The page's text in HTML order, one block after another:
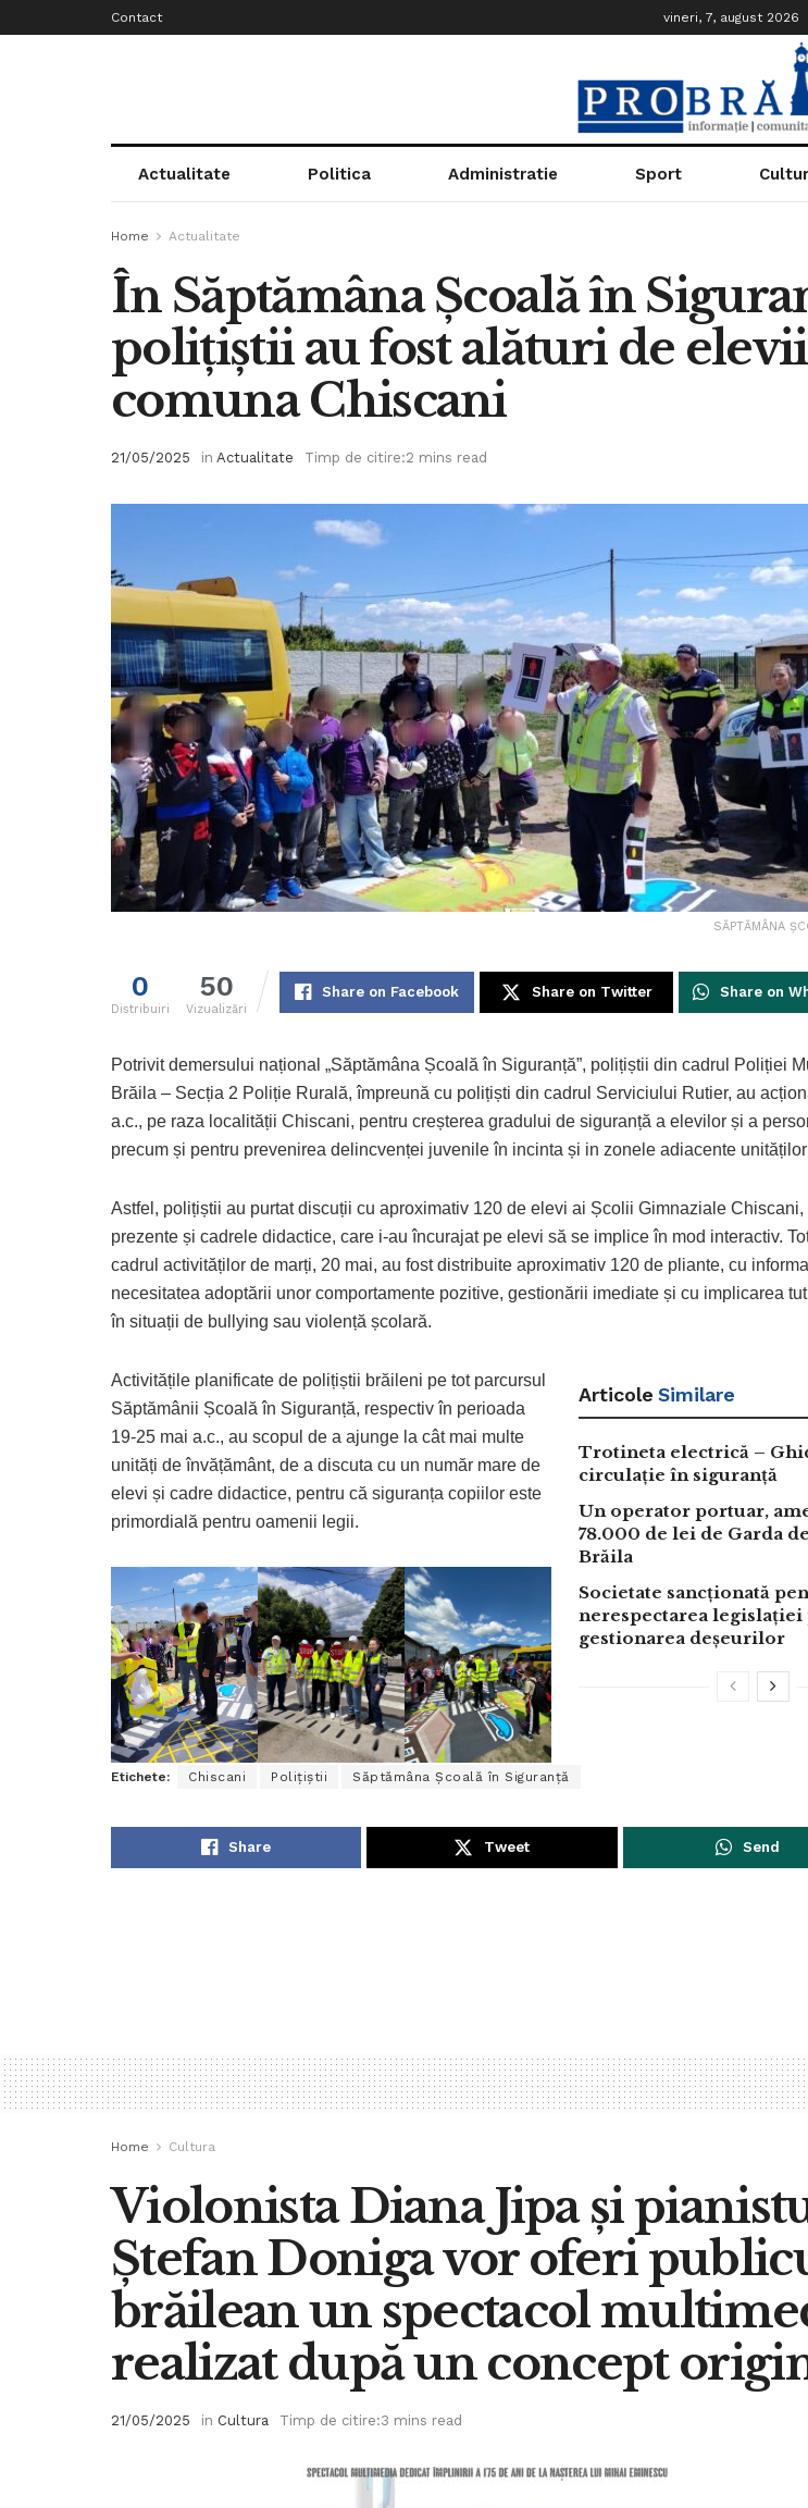
Contact vineri, 7, august 2026
Actualitate Politica Administratie Sport
Home Actualitate
În Săptămâna Școală în
polițiștii au fost alături de
comuna Chiscani
21/05/2025 in Actualitate Timp de citire:2 mins read
SĂPTĂMÂNA
0
Distribuiri
50
Vizualizări
Share on Facebook Share on Twitter Share on
Potrivit demersului național „Săptămâna Școală în Siguranță”, polițiștii din cadrul Poliției
Brăila – Secția 2 Poliție Rurală, împreună cu polițiști din cadrul Serviciului Rutier, au
a.c., pe raza localității Chiscani, pentru creșterea gradului de siguranță a elevilor și a
precum și pentru prevenirea delincvenței juvenile în incinta și in zonele adiacente
Astfel, polițiștii au purtat discuții cu aproximativ 120 de elevi ai Școlii Gimnaziale Chiscani,
prezente și cadrele didactice, care i-au încurajat pe elevi să se implice în mod interactiv.
cadrul activităților de marți, 20 mai, au fost distribuite aproximativ 120 de pliante, cu
necesitatea adoptării unor comportamente pozitive, gestionării imediate și cu implicarea
în situații de bullying sau violență școlară.
Articole Similare
Trotineta electrică –
circulație în siguranță
Un operator portuar,
78.000 de lei de Garda
Brăila
Societate sancționată
nerespectarea
gestionarea deșeurilor
Activitățile planificate de polițiștii brăileni pe tot parcursul
Săptămânii Școală în Siguranță, respectiv în perioada
19-25 mai a.c., au scopul de a ajunge la cât mai multe
unități de învățământ, de a discuta cu un număr mare de
elevi și cadre didactice, pentru că siguranța copiilor este
primordială pentru oamenii legii.
Etichete: Chiscani Polițiștii Săptămâna Școală în Siguranță
Share Tweet Send
Home Cultura
Violonista Diana Jipa și
Ștefan Doniga vor oferi
brăilean un spectacol
realizat după un concept
21/05/2025 in Cultura Timp de citire:3 mins read